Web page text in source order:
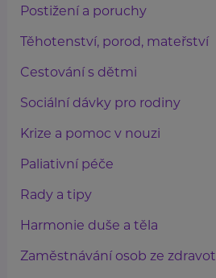
Postižení a poruchy
Těhotenství, porod, mateřství
Cestování s dětmi
Sociální dávky pro rodiny
Krize a pomoc v nouzi
Paliativní péče
Rady a tipy
Harmonie duše a těla
Zaměstnávání osob ze